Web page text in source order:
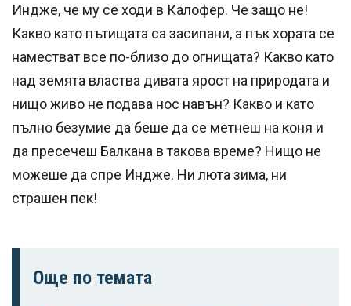
Индже, че му се ходи в Калофер. Че защо не!
Какво като пътищата са засипани, а пък хората се
наместват все по-близо до огнищата? Какво като
над земята властва дивата ярост на природата и
нищо живо не подава нос навън? Какво и като
пълно безумие да беше да се метнеш на коня и
да пресечеш Балкана в такова време? Нищо не
можеше да спре Индже. Ни люта зима, ни
страшен пек!
Още по темата